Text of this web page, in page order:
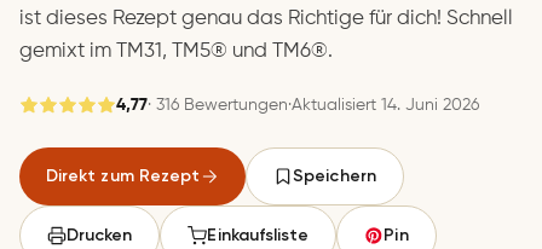
ist dieses Rezept genau das Richtige für dich! Schnell
gemixt im TM31, TM5® und TM6®.
4,77· 316 Bewertungen·Aktualisiert 14. Juni 2026
Direkt zum Rezept
Gespeichert
Speichern
Speichern
Drucken Einkaufsliste Pin